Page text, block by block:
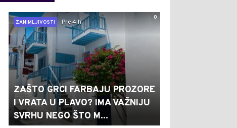
0
ZANIMLJIVOSTI
Pre 4 h
ZAŠTO GRCI FARBAJU PROZORE
I VRATA U PLAVO? IMA VAŽNIJU
SVRHU NEGO ŠTO M...